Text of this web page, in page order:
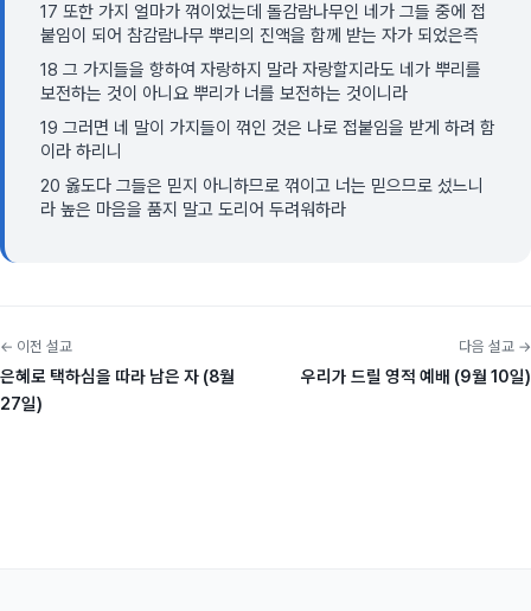
17 또한 가지 얼마가 꺾이었는데 돌감람나무인 네가 그들 중에 접
붙임이 되어 참감람나무 뿌리의 진액을 함께 받는 자가 되었은즉
18 그 가지들을 향하여 자랑하지 말라 자랑할지라도 네가 뿌리를
보전하는 것이 아니요 뿌리가 너를 보전하는 것이니라
19 그러면 네 말이 가지들이 꺾인 것은 나로 접붙임을 받게 하려 함
이라 하리니
20 옳도다 그들은 믿지 아니하므로 꺾이고 너는 믿으므로 섰느니
라 높은 마음을 품지 말고 도리어 두려워하라
← 이전 설교
은혜로 택하심을 따라 남은 자 (8월
27일)
다음 설교 →
우리가 드릴 영적 예배 (9월 10일)